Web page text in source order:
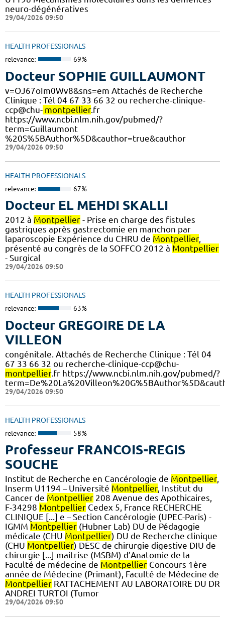
neuro-dégénératives
29/04/2026 09:50
HEALTH PROFESSIONALS
relevance: 69%
Docteur SOPHIE GUILLAUMONT
v=OJ67oIm0Wv8&sns=em Attachés de Recherche
Clinique : Tél 04 67 33 66 32 ou recherche-clinique-
ccp@chu- montpellier.fr
https://www.ncbi.nlm.nih.gov/pubmed/?
term=Guillaumont
%20S%5BAuthor%5D&cauthor=true&cauthor
29/04/2026 09:50
HEALTH PROFESSIONALS
relevance: 67%
Docteur EL MEHDI SKALLI
2012 à Montpellier - Prise en charge des fistules
gastriques après gastrectomie en manchon par
laparoscopie Expérience du CHRU de Montpellier,
présenté au congrès de la SOFFCO 2012 à Montpellier
- Surgical
29/04/2026 09:50
HEALTH PROFESSIONALS
relevance: 63%
Docteur GREGOIRE DE LA
VILLEON
congénitale. Attachés de Recherche Clinique : Tél 04
67 33 66 32 ou recherche-clinique-ccp@chu-
montpellier.fr https://www.ncbi.nlm.nih.gov/pubmed/?
29/04/2026 09:50
HEALTH PROFESSIONALS
relevance: 58%
Professeur FRANCOIS-REGIS
SOUCHE
Institut de Recherche en Cancérologie de Montpellier,
Inserm U1194 – Université Montpellier, Institut du
Cancer de Montpellier 208 Avenue des Apothicaires,
F-34298 Montpellier Cedex 5, France RECHERCHE
CLINIQUE [...] e – Section Cancérologie (UPEC-Paris) -
IGMM Montpellier (Hubner Lab) DU de Pédagogie
médicale (CHU Montpellier) DU de Recherche clinique
(CHU Montpellier) DESC de chirurgie digestive DIU de
chirurgie [...] maitrise (MSBM) d’Anatomie de la
Faculté de médecine de Montpellier Concours 1ère
année de Médecine (Primant), Faculté de Médecine de
Montpellier RATTACHEMENT AU LABORATOIRE DU DR
ANDREI TURTOI (Tumor
29/04/2026 09:50